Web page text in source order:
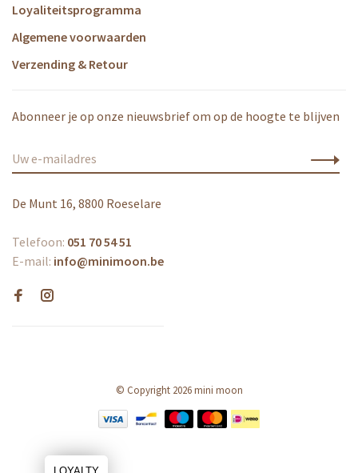
Loyaliteitsprogramma
Algemene voorwaarden
Verzending & Retour
Abonneer je op onze nieuwsbrief om op de hoogte te blijven
De Munt 16, 8800 Roeselare
Telefoon: 051 70 54 51
E-mail: info@minimoon.be
© Copyright 2026 mini moon